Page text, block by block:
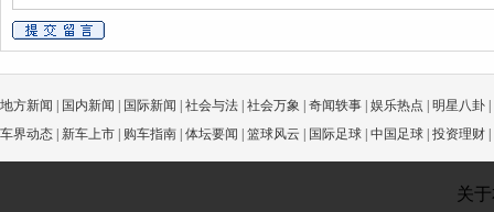
地方新闻 | 国内新闻 | 国际新闻 | 社会与法 | 社会万象 | 奇闻轶事 | 娱乐热点 | 明星八卦 |
车界动态 | 新车上市 | 购车指南 | 体坛要闻 | 篮球风云 | 国际足球 | 中国足球 | 投资理财 |
关